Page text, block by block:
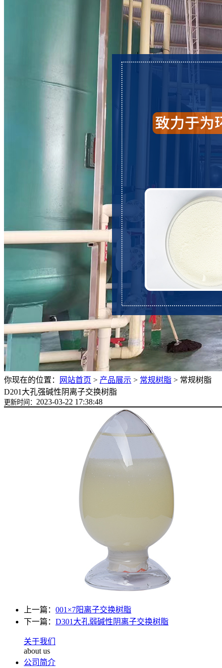
你现在的位置： 网站首页 > 产品展示 > 常规树脂 > 常规树脂
D201大孔强碱性阴离子交换树脂
更新时间： 2023-03-22 17:38:48
上一篇： 001×7阳离子交换树脂
下一篇： D301大孔弱碱性阴离子交换树脂
关于我们
about us
公司简介